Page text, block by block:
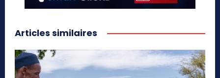
Articles similaires